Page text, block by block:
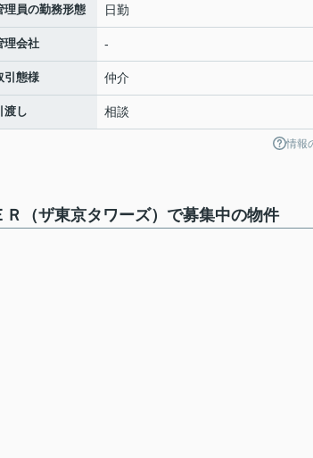
理員の勤務形態 日勤
理会社 -
引態様 仲介
渡し 相談
情報
ザ東京タワーズ）で募集中の物件